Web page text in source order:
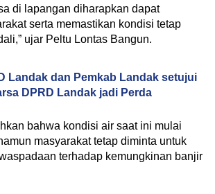
di lapangan diharapkan dapat
serta memastikan kondisi tetap
ujar Peltu Lontas Bangun.
Landak dan Pemkab Landak setujui
DPRD Landak jadi Perda
bahwa kondisi air saat ini mulai
masyarakat tetap diminta untuk
terhadap kemungkinan banjir